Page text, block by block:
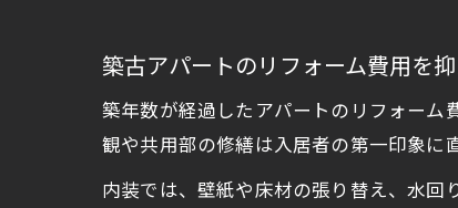
築古アパートのリフォーム費用を
築年数が経過したアパートのリフォーム
観や共用部の修繕は入居者の第一印象に
内装では、壁紙や床材の張り替え、水回